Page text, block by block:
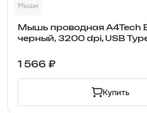
Мыши
Мышь проводная A4Tech
черный, 3200 dpi, USB
1 566 ₽
Купить